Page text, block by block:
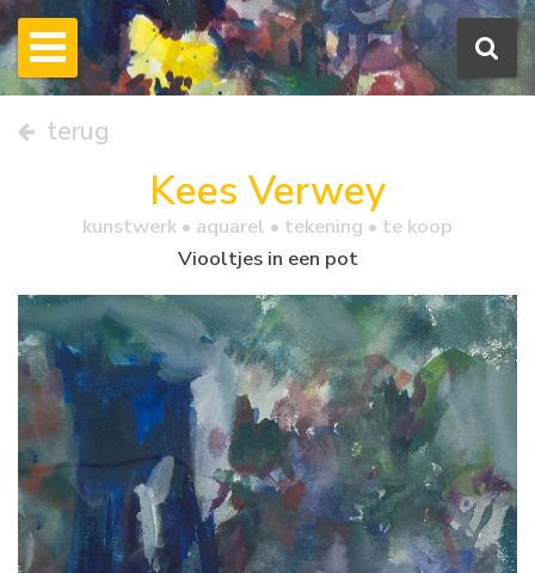
terug
Kees Verwey
kunstwerk • aquarel • tekening • te koop
Viooltjes in een pot